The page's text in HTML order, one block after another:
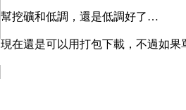
幫挖礦和低調，還是低調好了…
現在還是可以用打包下載，不過如